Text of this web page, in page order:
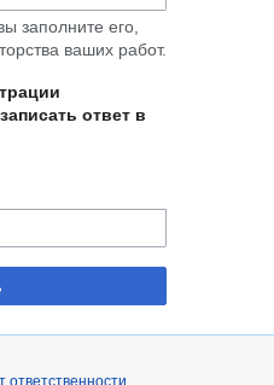
заполните его,
ваших работ.
ответ в
ответственности